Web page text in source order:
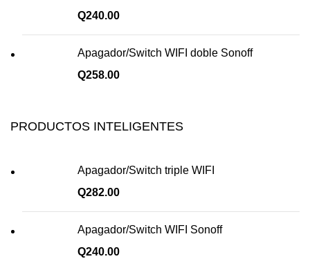
Q240.00
Apagador/Switch WIFI doble Sonoff
Q258.00
PRODUCTOS INTELIGENTES
Apagador/Switch triple WIFI
Q282.00
Apagador/Switch WIFI Sonoff
Q240.00